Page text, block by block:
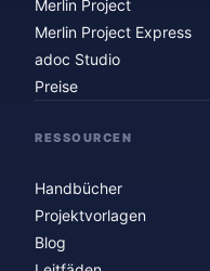
Merlin Project
Merlin Project Express
adoc Studio
Preise
RESSOURCEN
Handbücher
Projektvorlagen
Blog